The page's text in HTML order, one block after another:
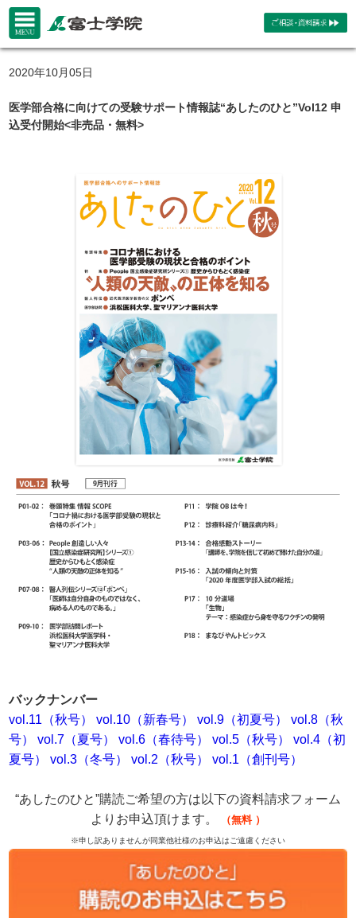
2020年10月05日
医学部合格に向けての受験サポート情報誌“あしたのひと”Vol12 申
込受付開始<非売品・無料>
バックナンバー
vol.11（秋号）
vol.10（新春号） vol.9（初夏号）
vol.8（秋
号）
vol.7（夏号） vol.6（春待号） vol.5（秋号）
vol.4（初
夏号）
vol.3（冬号） vol.2（秋号） vol.1（創刊号）
“あしたのひと”購読ご希望の方は以下の資料請求フォーム
よりお申込頂けます。
（無料 ）
※申し訳ありませんが同業他社様のお申込はご遠慮ください